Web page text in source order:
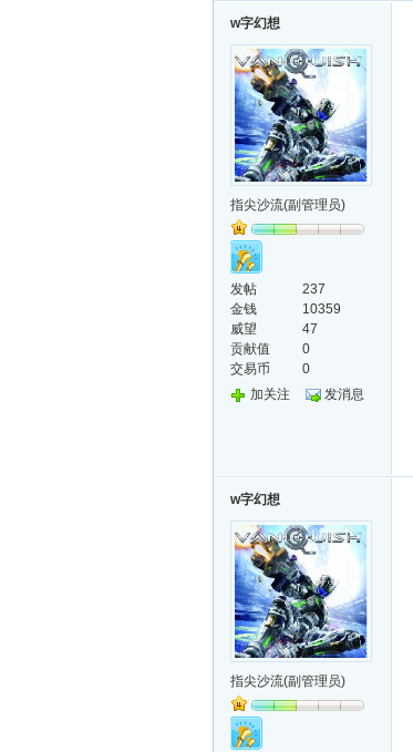
w字幻想
指尖沙流(副管理员)
发帖
237
金钱
10359
威望
47
贡献值
0
交易币
0
加关注
发消息
w字幻想
指尖沙流(副管理员)